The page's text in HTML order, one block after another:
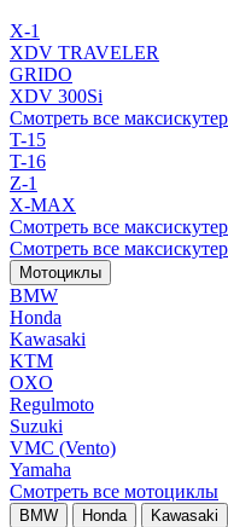
X-1
XDV TRAVELER
GRIDO
XDV 300Si
Смотреть все
T-15
T-16
Z-1
X-MAX
Смотреть все
Смотреть все
Мотоциклы
BMW
Honda
Kawasaki
KTM
OXO
Regulmoto
Suzuki
VMC (Vento)
Yamaha
Смотреть все мотоциклы
BMW Honda Kawasaki